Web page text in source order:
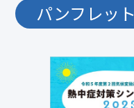
パンフレット